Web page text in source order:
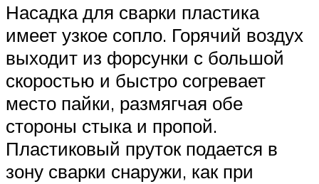
Насадка для сварки пластика
имеет узкое сопло. Горячий воздух
выходит из форсунки с большой
скоростью и быстро согревает
место пайки, размягчая обе
стороны стыка и пропой.
Пластиковый пруток подается в
зону сварки снаружи, как при